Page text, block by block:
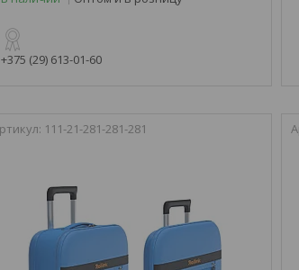
+375 (29) 613-01-60
111-21-281-281-281